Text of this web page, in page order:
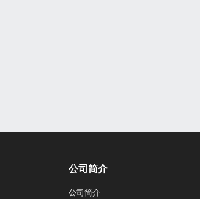
公司简介
公司简介